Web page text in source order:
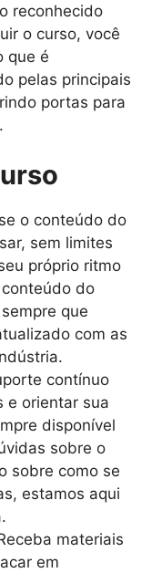
reconhecido
o curso, você
que é
pelas principais
portas para
o conteúdo do
sem limites
próprio ritmo
do
que
com as
contínuo
e orientar sua
disponível
sobre o
sobre como se
estamos aqui
materiais
em